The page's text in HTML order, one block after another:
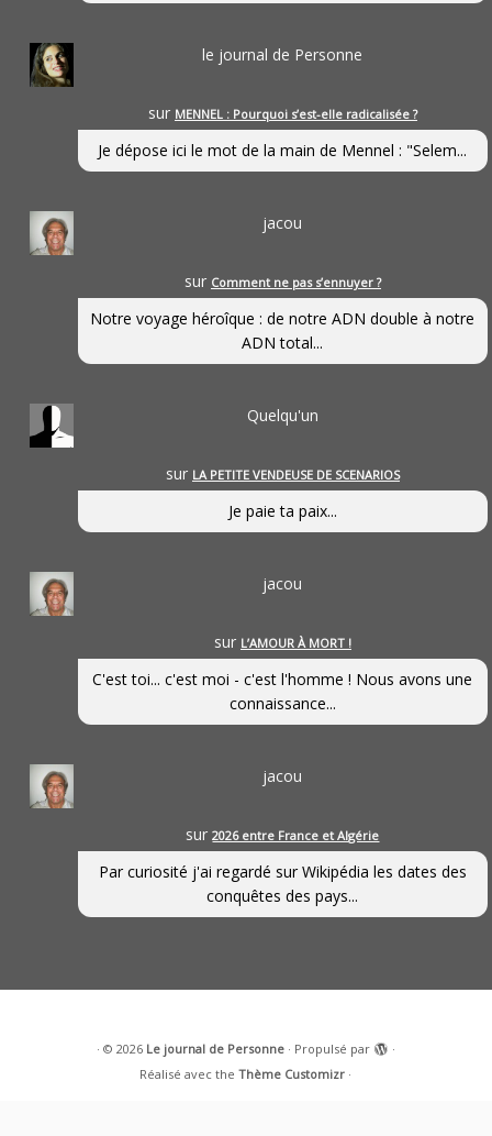
le journal de Personne
sur MENNEL : Pourquoi s’est-elle radicalisée ?
Je dépose ici le mot de la main de Mennel : "Selem...
jacou
sur Comment ne pas s’ennuyer ?
Notre voyage héroîque : de notre ADN double à notre
ADN total...
Quelqu'un
sur LA PETITE VENDEUSE DE SCENARIOS
Je paie ta paix...
jacou
sur L’AMOUR À MORT !
C'est toi... c'est moi - c'est l'homme ! Nous avons une
connaissance...
jacou
sur2026 entre France et Algérie
Par curiosité j'ai regardé sur Wikipédia les dates des
conquêtes des pays...
· © 2026 Le journal de Personne· Propulsé par
·
Réalisé avec theThème Customizr ·